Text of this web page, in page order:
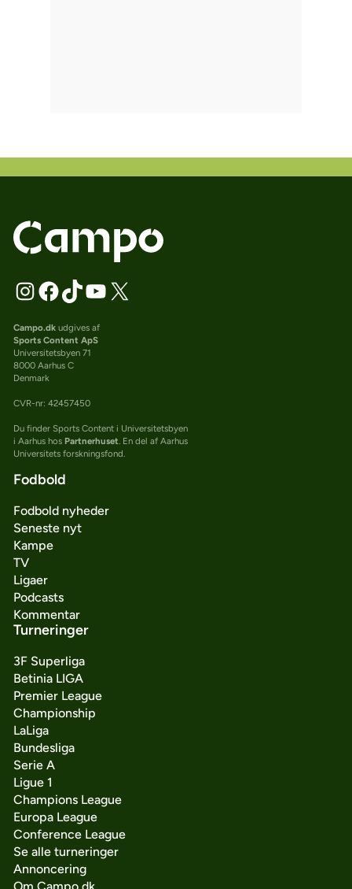
Campo.dkudgives af
Sports Content ApS
Universitetsbyen 71
8000 Aarhus C
Denmark
CVR-nr: 42457450
Du finder Sports Content i Universitetsbyen
i Aarhus hos Partnerhuset. En del af Aarhus
Universitets forskningsfond.
Fodbold
Fodbold nyheder
Seneste nyt
Kampe
TV
Ligaer
Podcasts
Kommentar
Turneringer
3F Superliga
Betinia LIGA
Premier League
Championship
LaLiga
Bundesliga
Serie A
Ligue 1
Champions League
Europa League
Conference League
Se alle turneringer
Annoncering